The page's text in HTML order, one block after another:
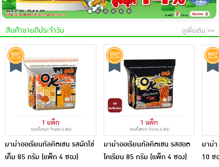
เครื่องดื่มและผงชงดื่ม
เครื่องปรุงรสและของแห้ง
ขนมขบเคี้ยว และช็อคโกแลต
อาหารสด ผัก ผลไม้และเบเกอรี่
มือถือ
พระเครื่อง test pop
สินค้าขายดีประจำวัน ดูเพิ่มเติม >>
มาม่าออเรียนทัลคิตเชน รสผัดไข่
เค็ม 85 กรัม (แพ็ก 4 ซอง)
มาม่าออเรียนทัลคิตเชน รสฮอต
โคเรียน 85 กรัม (แพ็ก 4 ซอง)
มาม่
10 ซ